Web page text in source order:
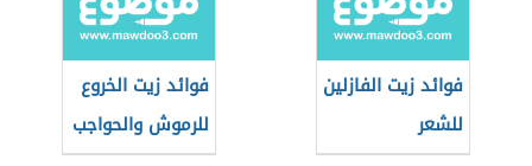
فوائد زيت الفازلين
للشعر
فوائد زيت الخروع
للرموش والحواجب